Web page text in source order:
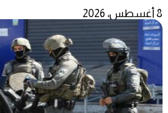
8 أغسطس، 2026